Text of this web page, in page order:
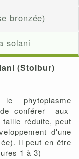
bronzée)
solani
(Stolbur)
le phytoplasme
conférer aux
réduite, peut
d'une
Il peut en être
1 à 3)